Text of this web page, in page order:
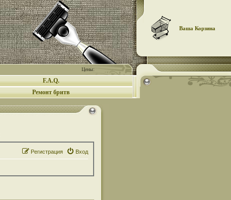
Цены:
Ваша Корзина
F.A.Q.
Ремонт бритв
Вход
Регистрация